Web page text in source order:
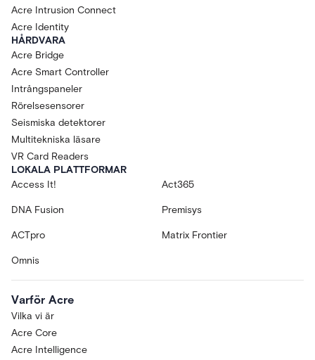
Acre Intrusion Connect
Acre Identity
HÅRDVARA
Acre Bridge
Acre Smart Controller
Intrångspaneler
Rörelsesensorer
Seismiska detektorer
Multitekniska läsare
VR Card Readers
LOKALA PLATTFORMAR
Access It!
Act365
DNA Fusion Premisys
ACTpro Matrix Frontier
Omnis
Varför Acre
Vilka vi är
Acre Core
Acre Intelligence